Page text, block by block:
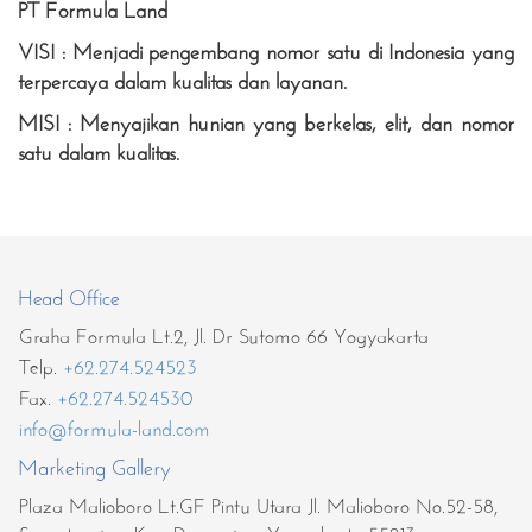
PT Formula Land
VISI : Menjadi pengembang nomor satu di Indonesia yang
terpercaya dalam kualitas dan layanan.
MISI : Menyajikan hunian yang berkelas, elit, dan nomor
satu dalam kualitas.
Head Office
Graha Formula Lt.2, Jl. Dr Sutomo 66 Yogyakarta
Telp. +62.274.524523
Fax. +62.274.524530
info@formula-land.com
Marketing Gallery
Plaza Malioboro Lt.GF Pintu Utara Jl. Malioboro No.52-58,